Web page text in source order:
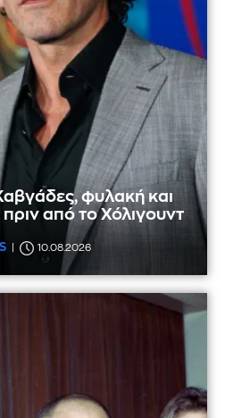
φυλακή και
από το Χόλιγουντ
10.08.2026